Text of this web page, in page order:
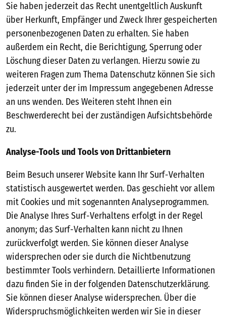
Sie haben jederzeit das Recht unentgeltlich Auskunft
über Herkunft, Empfänger und Zweck Ihrer gespeicherten
personenbezogenen Daten zu erhalten. Sie haben
außerdem ein Recht, die Berichtigung, Sperrung oder
Löschung dieser Daten zu verlangen. Hierzu sowie zu
weiteren Fragen zum Thema Datenschutz können Sie sich
jederzeit unter der im Impressum angegebenen Adresse
an uns wenden. Des Weiteren steht Ihnen ein
Beschwerderecht bei der zuständigen Aufsichtsbehörde
zu.
Analyse-Tools und Tools von Drittanbietern
Beim Besuch unserer Website kann Ihr Surf-Verhalten
statistisch ausgewertet werden. Das geschieht vor allem
mit Cookies und mit sogenannten Analyseprogrammen.
Die Analyse Ihres Surf-Verhaltens erfolgt in der Regel
anonym; das Surf-Verhalten kann nicht zu Ihnen
zurückverfolgt werden. Sie können dieser Analyse
widersprechen oder sie durch die Nichtbenutzung
bestimmter Tools verhindern. Detaillierte Informationen
dazu finden Sie in der folgenden Datenschutzerklärung.
Sie können dieser Analyse widersprechen. Über die
Widerspruchsmöglichkeiten werden wir Sie in dieser